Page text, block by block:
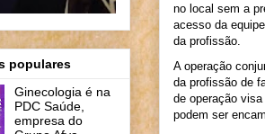
no local sem a
acesso da
da profissão.
A operação
da profissão de
de operação
podem ser
populares
Ginecologia é na
PDC Saúde,
empresa do